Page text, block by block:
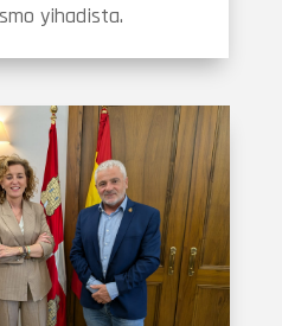
yihadista.